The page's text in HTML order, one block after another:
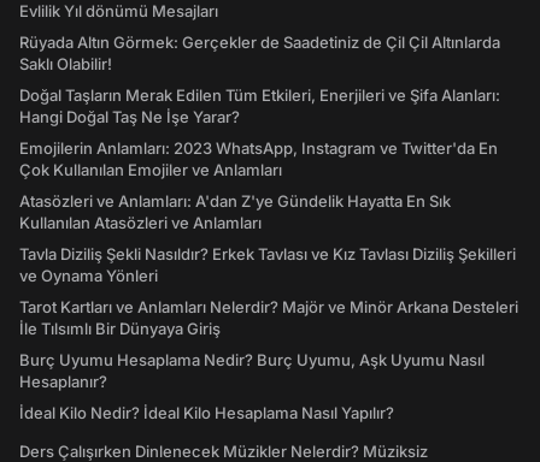
Evlilik Yıl dönümü Mesajları
Rüyada Altın Görmek: Gerçekler de Saadetiniz de Çil Çil Altınlarda
Saklı Olabilir!
Doğal Taşların Merak Edilen Tüm Etkileri, Enerjileri ve Şifa Alanları:
Hangi Doğal Taş Ne İşe Yarar?
Emojilerin Anlamları: 2023 WhatsApp, Instagram ve Twitter'da En
Çok Kullanılan Emojiler ve Anlamları
Atasözleri ve Anlamları: A'dan Z'ye Gündelik Hayatta En Sık
Kullanılan Atasözleri ve Anlamları
Tavla Diziliş Şekli Nasıldır? Erkek Tavlası ve Kız Tavlası Diziliş Şekilleri
ve Oynama Yönleri
Tarot Kartları ve Anlamları Nelerdir? Majör ve Minör Arkana Desteleri
İle Tılsımlı Bir Dünyaya Giriş
Burç Uyumu Hesaplama Nedir? Burç Uyumu, Aşk Uyumu Nasıl
Hesaplanır?
İdeal Kilo Nedir? İdeal Kilo Hesaplama Nasıl Yapılır?
Ders Çalışırken Dinlenecek Müzikler Nelerdir? Müziksiz